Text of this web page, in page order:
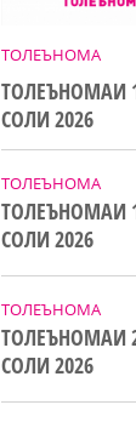
ТОЛЕЪНОМА
ТОЛЕЪНОМАИ
СОЛИ 2026
ТОЛЕЪНОМА
ТОЛЕЪНОМАИ
СОЛИ 2026
ТОЛЕЪНОМА
ТОЛЕЪНОМАИ
СОЛИ 2026